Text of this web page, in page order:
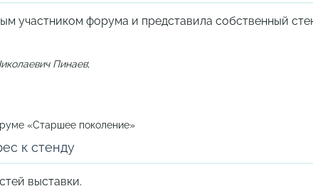
участником форума и представила собственный
Пинаев;
«Старшее поколение»
к стенду
выставки.